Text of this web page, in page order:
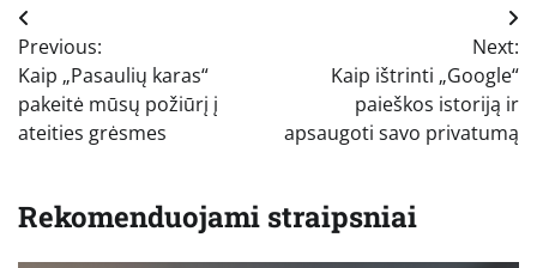
Navigacija
tarp
įrašų
Previous:
Kaip „Pasaulių karas“
pakeitė mūsų požiūrį į
ateities grėsmes
Next:
Kaip ištrinti „Google“
paieškos istoriją ir
apsaugoti savo privatumą
Rekomenduojami straipsniai